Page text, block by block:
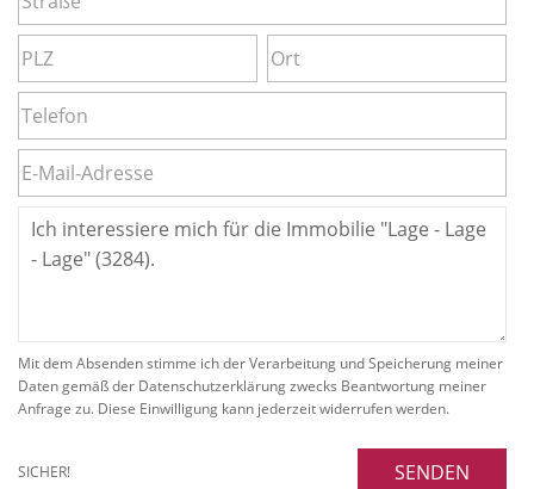
Mit dem Absenden stimme ich der Verarbeitung und Speicherung meiner
Daten gemäß der Datenschutzerklärung zwecks Beantwortung meiner
Anfrage zu. Diese Einwilligung kann jederzeit widerrufen werden.
SICHER! SENDEN